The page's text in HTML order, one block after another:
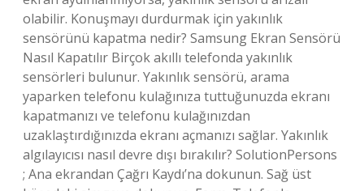
olabilir. Konuşmayı durdurmak için yakınlık
sensörünü kapatma nedir? Samsung Ekran Sensörü
Nasıl Kapatılır Birçok akıllı telefonda yakınlık
sensörleri bulunur. Yakınlık sensörü, arama
yaparken telefonu kulağınıza tuttuğunuzda ekranı
kapatmanızı ve telefonu kulağınızdan
uzaklaştırdığınızda ekranı açmanızı sağlar. Yakınlık
algılayıcısı nasıl devre dışı bırakılır? SolutionPersons
; Ana ekrandan Çağrı Kaydı’na dokunun. Sağ üst